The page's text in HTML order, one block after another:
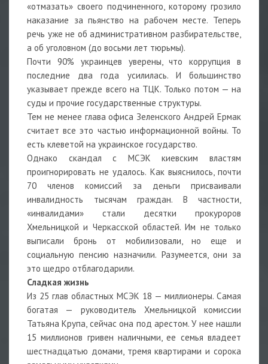
«отмазать» своего подчиненного, которому грозило
наказание за пьянство на рабочем месте. Теперь
речь уже не об административном разбирательстве,
а об уголовном (до восьми лет тюрьмы).
Почти 90% украинцев уверены, что коррупция в
последние два года усилилась. И большинство
указывает прежде всего на ТЦК. Только потом — на
суды и прочие государственные структуры.
Тем не менее глава офиса Зеленского Андрей Ермак
считает все это частью информационной войны. То
есть клеветой на украинское государство.
Однако скандал с МСЭК киевским властям
проигнорировать не удалось. Как выяснилось, почти
70 членов комиссий за деньги присваивали
инвалидность тысячам граждан. В частности,
«инвалидами» стали десятки прокуроров
Хмельницкой и Черкасской областей. Им не только
выписали бронь от мобилизовали, но еще и
социальную пенсию назначили. Разумеется, они за
это щедро отблагодарили.
Сладкая жизнь
Из 25 глав областных МСЭК 18 — миллионеры. Самая
богатая — руководитель Хмельницкой комиссии
Татьяна Крупа, сейчас она под арестом. У нее нашли
15 миллионов гривен наличными, ее семья владеет
шестнадцатью домами, тремя квартирами и сорока